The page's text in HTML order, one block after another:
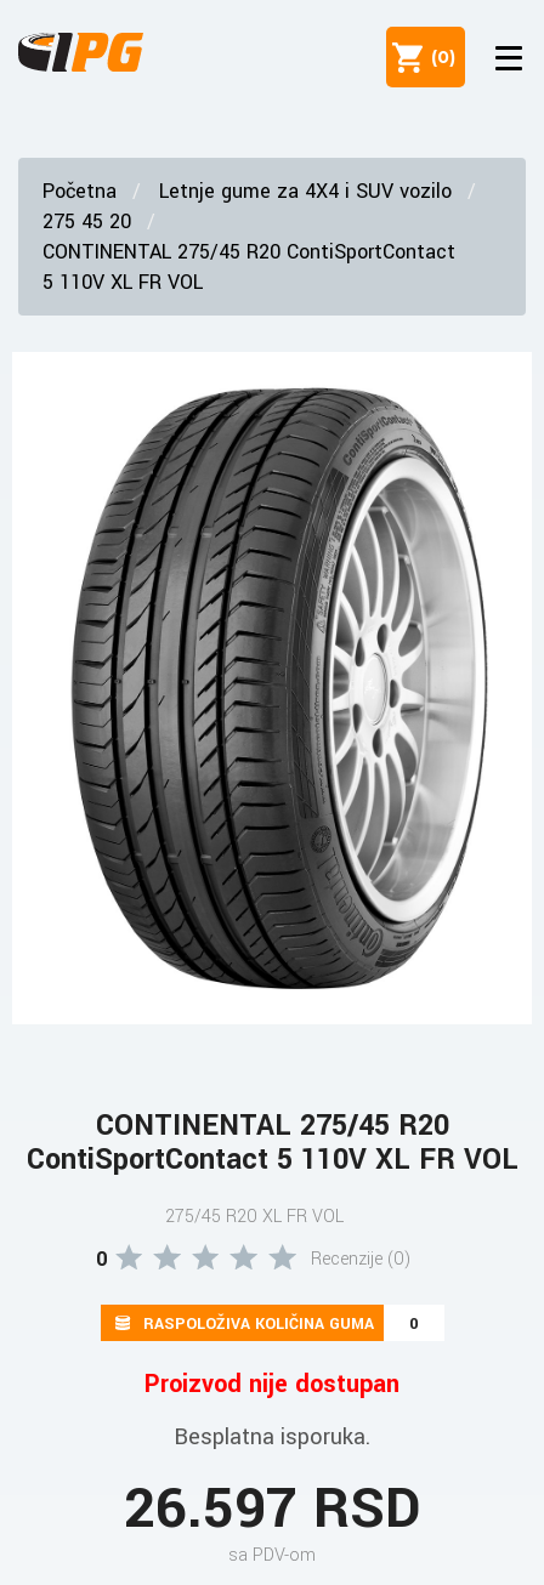
(0)
Početna
Letnje gume za 4X4 i SUV vozilo
275 45 20
CONTINENTAL 275/45 R20 ContiSportContact
5 110V XL FR VOL
CONTINENTAL 275/45 R20
ContiSportContact 5 110V XL FR VOL
275/45 R20 XL FR VOL
0 Recenzije (0)
RASPOLOŽIVA KOLIČINA GUMA 0
Proizvod nije dostupan
Besplatna isporuka.
26.597 RSD
sa PDV-om